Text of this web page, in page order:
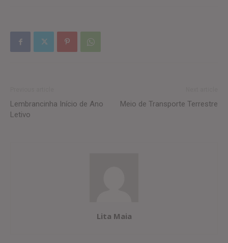
Lembrancinha Início de Ano
Letivo
Meio de Transporte Terrestre
Lita Maia